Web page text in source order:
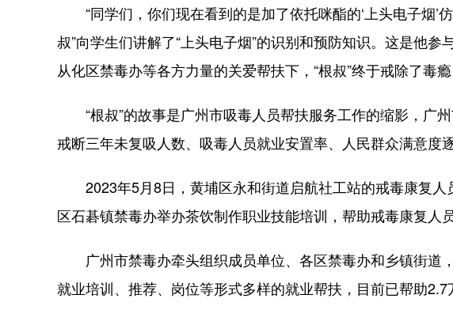
“同学们，你们现在看到的是加了依托咪酯的‘上头电子烟’
叔”向学生们讲解了“上头电子烟”的识别和预防知识。这是他
从化区禁毒办等各方力量的关爱帮扶下，“根叔”终于戒除了毒
“根叔”的故事是广州市吸毒人员帮扶服务工作的缩影，广州
戒断三年未复吸人数、吸毒人员就业安置率、人民群众满意度逐
2023年5月8日，黄埔区永和街道启航社工站的戒毒康复人
区石碁镇禁毒办举办茶饮制作职业技能培训，帮助戒毒康复人
广州市禁毒办牵头组织成员单位、各区禁毒办和乡镇街道
就业培训、推荐、岗位等形式多样的就业帮扶，目前已帮助